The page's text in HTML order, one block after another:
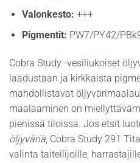
Valonkesto: +++
Pigmentit: PW7/PY42/
Cobra Study -vesiliukoiset
laadustaan ja kirkkaista
mahdollistavat
maalaaminen on
pienissä tiloissa. Jos etsit
öljyväriä, Cobra Study 291
valinta taiteilijoille,